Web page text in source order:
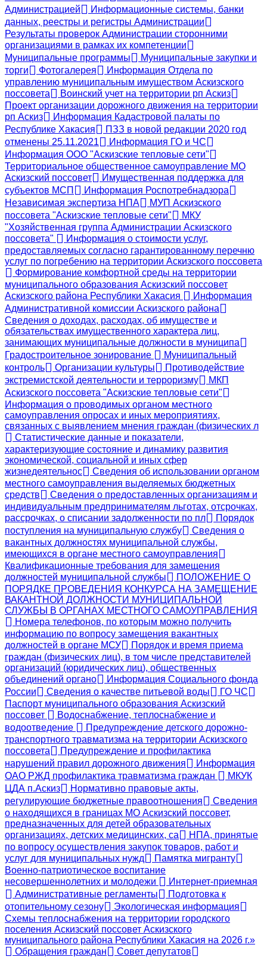
Администрацией
Информационные системы, банки
данных, реестры и регистры Администрации
Результаты проверок Администрации сторонними
организациями в рамках их компетенции
Муниципальные программы
Муниципальные закупки и
торги
Фотогалерея
Информация Отдела по
управлению муниципальным имуществом Аскизского
поссовета
Воинский учет на территории рп Аскиз
Проект организации дорожного движения на территории
рп Аскиз
Информация Кадастровой палаты по
Республике Хакасия
ПЗЗ в новой редакции 2020 год
отменены 25.11.2021
Информация ГО и ЧС
Информация ООО "Аскизские тепловые сети"
Территориальное общественное самоуправление МО
Аскизский поссовет
Имущественная поддержка для
субъектов МСП
Информация Роспотребнадзора
Независимая экспертиза НПА
МУП Аскизского
поссовета "Аскизские тепловые сети"
МКУ
"Хозяйственная группа Администрации Аскизского
поссовета"
Информация о стоимости услуг,
предоставляемых согласно гарантированному перечню
услуг по погребению на территории Аскизского поссовета
Формирование комфортной среды на территории
муниципального образования Аскизский поссовет
Аскизского района Республики Хакасия
Информация
Административной комиссии Аскизского района
Сведения о доходах, расходах, об имуществе и
обязательствах имущественного характера лиц,
занимающих муниципальные должности в муниципа
Градостроительное зонирование
Муниципальный
контроль
Организации культуры
Противодействие
экстремистской деятельности и терроризму
МКП
Аскизского поссовета "Аскизские тепловые сети"
Информация о проводимых органом местного
самоуправления опросах и иных мероприятиях,
связанных с выявлением мнения граждан (физических л
Статистические данные и показатели,
характеризующие состояние и динамику развития
экономической, социальной и иных сфер
жизнедеятельнос
Сведения об использовании органом
местного самоуправления выделяемых бюджетных
средств
Сведения о предоставленных организациям и
индивидуальным предпринимателям льготах, отсрочках,
рассрочках, о списании задолженности по пл
Порядок
поступления на муниципальную службу
Сведения о
вакантных должностях муниципальной службы,
имеющихся в органе местного самоуправления
Квалификационные требования для замещения
должностей муниципальной службы
ПОЛОЖЕНИЕ О
ПОРЯДКЕ ПРОВЕДЕНИЯ КОНКУРСА НА ЗАМЕЩЕНИЕ
ВАКАНТНОЙ ДОЛЖНОСТИ МУНИЦИПАЛЬНОЙ
СЛУЖБЫ В ОРГАНАХ МЕСТНОГО САМОУПРАВЛЕНИЯ
Номера телефонов, по которым можно получить
информацию по вопросу замещения вакантных
должностей в органе МСУ
Порядок и время приема
граждан (физических лиц), в том числе представителей
организаций (юридических лиц), общественных
объединений органо
Информация Социального фонда
России
Сведения о качестве питьевой воды
ГО ЧС
Паспорт муниципального образования Аскизский
поссовет
Водоснабжение, теплоснабжение и
водоотведение
Предупреждение детского дорожно-
транспортного травматизма на территории Аскизского
поссовета
Предупреждение и профилактика
нарушений правил дорожного движения
Информация
ОАО РЖД профилактика травматизма граждан
МКУК
ЦДА п.Аскиз
Нормативно правовые акты,
регулирующие бюджетные правоотношения
Сведения
о находящихся в границах МО Аскизский поссовет,
предназначенных для детей образовательных
организациях, детских медицинских, са
НПА, принятые
по вопросу осуществления закупок товаров, работ и
услуг для муниципальных нужд
Памятка мигранту
Военно-патриотическое воспитание
несовершеннолетних и молодежи
Интернет-приемная
Административные регламенты
Подготовка к
отопительному сезону
Экологическая информация
Схемы теплоснабжения на территории городского
поселения Аскизский поссовет Аскизского
муниципального района Республики Хакасия на 2026 г.»
Обращения граждан
Совет депутатов